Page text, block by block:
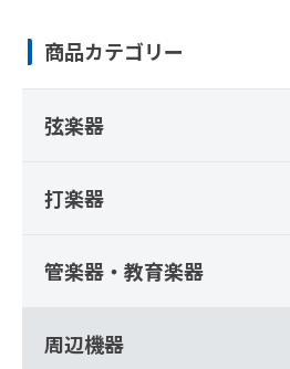
商品カテゴリー
弦楽器
打楽器
管楽器・教育楽器
周辺機器